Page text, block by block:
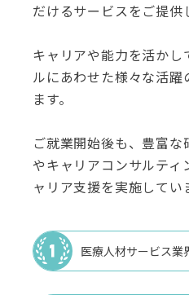
だけるサービスをご提供
キャリアや能力を活かし
ルにあわせた様々な活躍
ます。
ご就業開始後も、豊富
やキャリアコンサルティ
ャリア支援を実施してい
医療人材サービス業